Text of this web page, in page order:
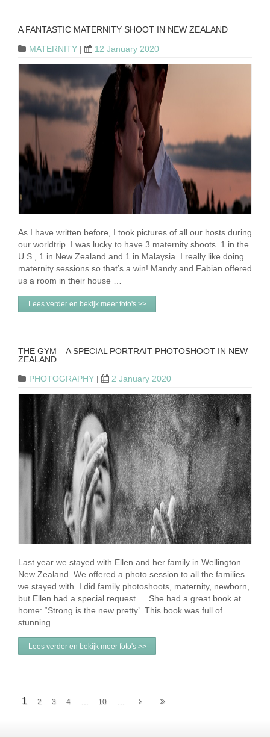
A FANTASTIC MATERNITY SHOOT IN NEW ZEALAND
MATERNITY | 12 January 2020
As I have written before, I took pictures of all our hosts during
our worldtrip. I was lucky to have 3 maternity shoots. 1 in the
U.S., 1 in New Zealand and 1 in Malaysia. I really like doing
maternity sessions so that’s a win! Mandy and Fabian offered
us a room in their house …
Lees verder en bekijk meer foto's >>
THE GYM – A SPECIAL PORTRAIT PHOTOSHOOT IN NEW
ZEALAND
PHOTOGRAPHY | 2 January 2020
Last year we stayed with Ellen and her family in Wellington
New Zealand. We offered a photo session to all the families
we stayed with. I did family photoshoots, maternity, newborn,
but Ellen had a special request…. She had a great book at
home: “Strong is the new pretty’. This book was full of
stunning …
Lees verder en bekijk meer foto's >>
1 2 3 4 10